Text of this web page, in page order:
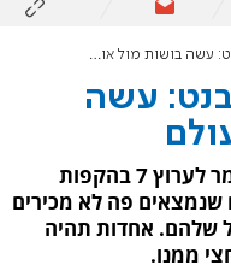
בושות מול אומות העולם
עשה
חבר הכנסת שלמה קרעי מהליכוד אמר לערוץ 7 בהקפות
פה לא מכירים
שלהם. אחדות תהיה
ממנו.